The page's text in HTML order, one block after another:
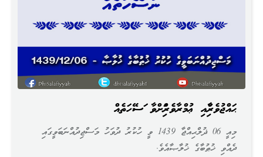
ޙައްޖުވެރިންނާއި ޢުމްރާވެރިންނަށްވާ ނަސޭހަތެއް
މިއީ 06 ޛުލްޙިއްޖާ 1439 ވީ ހުކުރު ދުވަހު މަސްޖިދުއްނަބަވީގައި
ދެއްވި ޚުޠުބާގެ ޚުލާޞާއެވެ.